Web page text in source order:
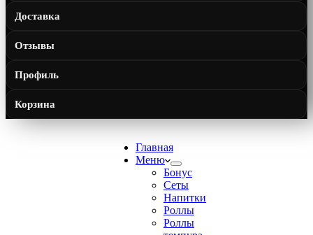
Доставка
Отзывы
Профиль
Корзина
Главная
Меню
Бонус
Сеты
Напитки
Роллы
Роллы